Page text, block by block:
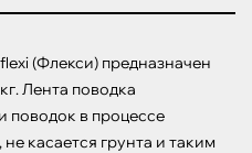
(Флекси) предназначен
Лента поводка
поводок в процессе
касается грунта и таким